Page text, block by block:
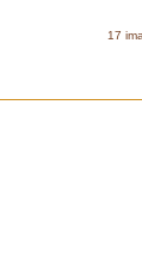
17